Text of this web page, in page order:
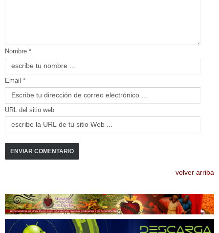
Nombre *
Email *
URL del sitio web
volver arriba